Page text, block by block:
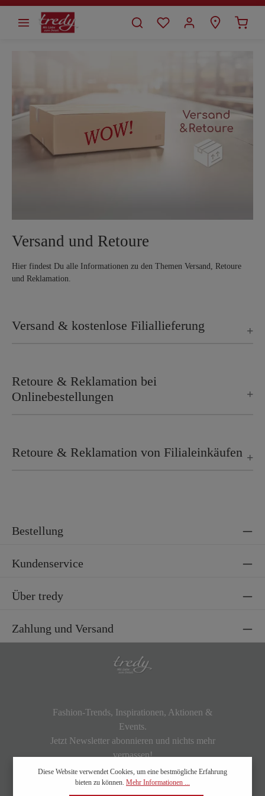
springen
Versand und Retoure
Hier findest Du alle Informationen zu den Themen Versand, Retoure
und Reklamation.
Versand & kostenlose Filiallieferung +
Retoure & Reklamation bei
Onlinebestellungen
+
kundendienst@tredy-fashion.de.
Retoure & Reklamation von Filialeinkäufen +
Bestellung
Kundenservice
Über tredy
Zahlung und Versand
Fashion-Trends, Inspirationen, Aktionen &
Events.
Jetzt Newsletter abonnieren und nichts mehr
verpassen!
Diese Website verwendet Cookies, um eine bestmögliche Erfahrung
bieten zu können. Mehr Informationen ...